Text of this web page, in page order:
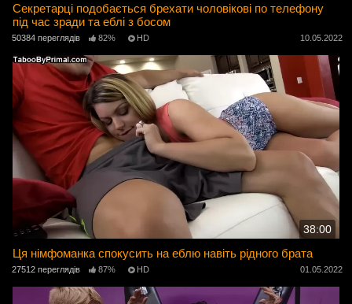
Секретарці подобається брехати чоловікові по телефону
під час зради та еблі з босом
50384 переглядів 82% HD 10.05.2022
38:00
Ця німфоманка спокусить на еблю навіть рідного брата
27512 переглядів 87% HD 01.05.2022